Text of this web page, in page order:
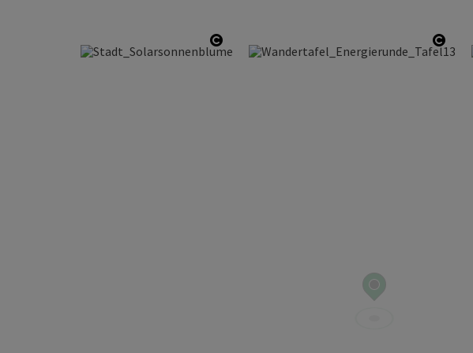
Copyright öffnen